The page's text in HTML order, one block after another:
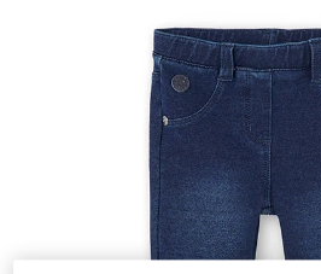
Gesamtbetrag
weiter